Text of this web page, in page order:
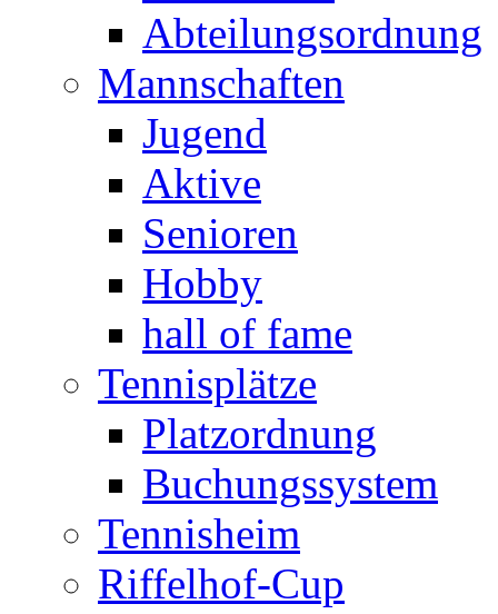
Abteilungsordnung
Mannschaften
Jugend
Aktive
Senioren
Hobby
hall of fame
Tennisplätze
Platzordnung
Buchungssystem
Tennisheim
Riffelhof-Cup